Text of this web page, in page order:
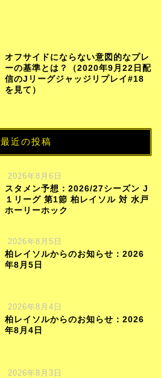
オフサイドにならない意図的なプレ
ーの基準とは？（2020年9月22日配
信のJリーグジャッジリプレイ#18
を見て）
最近の投稿
2026年8月6日
スタメン予想：2026/27シーズン J
１リーグ 第1節 柏レイソル 対 水戸
ホーリーホック
2026年8月5日
柏レイソルからのお知らせ：2026
年8月5日
2026年8月4日
柏レイソルからのお知らせ：2026
年8月4日
2026年8月3日